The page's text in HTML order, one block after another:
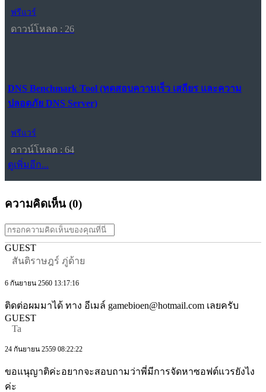
ฟรีแวร์
ดาวน์โหลด : 26
DNS Benchmark Tool (ทดสอบความเร็ว เสถียร และความ
ปลอดภัย DNS Server)
ฟรีแวร์
ดาวน์โหลด : 64
ดูเพิ่มอีก...
ความคิดเห็น (0)
GUEST
สันติราษฎร์ ภู่ด้าย
6 กันยายน 2560 13:17:16
ติดต่อผมมาได้ ทาง อีเมล์ gamebioen@hotmail.com เลยครับ
GUEST
Ta
24 กันยายน 2559 08:22:22
ขอแนุญาติค่ะอยากจะสอบถามว่าพี่มีการจัดหาซอฟต์แวรยังไง
ค่ะ